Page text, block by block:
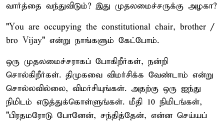
வார்த்தை வந்துவிடும்? இது முதலமைச்சருக்கு அழகா?
"You are occupying the constitutional chair, brother /
bro Vijay" என்று நாங்களும் கேட்போம்.
ஒரு முதலமைச்சராகப் போகிறீர்கள், நன்றி
சொல்கிறீர்கள். திமுகவை விமர்சிக்க வேண்டாம் என்று
சொல்லவில்லை, விமர்சியுங்கள். அதற்கு ஒரு ஐந்து
நிமிடம் எடுத்துக்கொள்ளுங்கள். மீதி 10 நிமிடங்கள்,
"பிரதமரோடு போனேன், சந்தித்தேன், என்ன செய்யப்